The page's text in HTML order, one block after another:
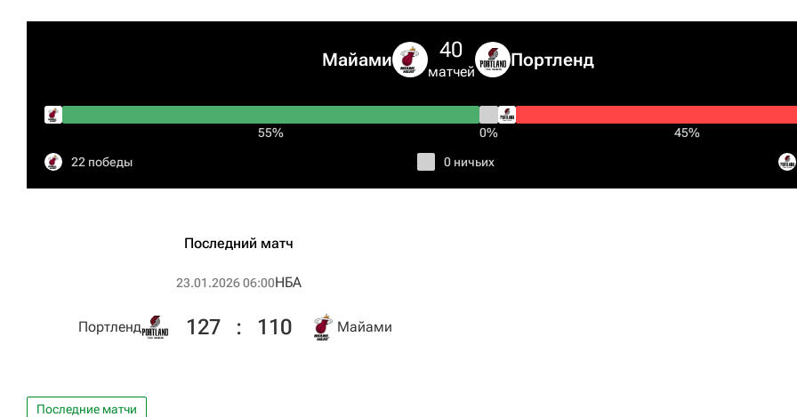
Майами 40
матчей
Портленд
55% 0% 45%
22 победы 0 ничьих
Последний матч
23.01.2026 06:00НБА
Портленд 127 : 110 Майами
Последние матчи